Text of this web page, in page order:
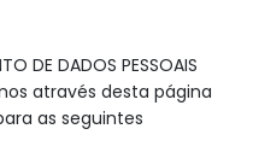
DE DADOS PESSOAIS
através desta página
as seguintes